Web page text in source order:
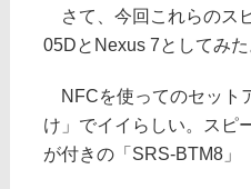
さて、今回これらのス
05DとNexus 7としてみた
NFCを使ってのセット
け」でイイらしい。スピ
が付きの「SRS-BTM8」